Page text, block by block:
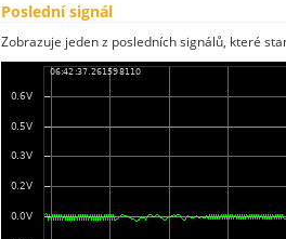
Poslední signál
Zobrazuje jeden z posledních signálů, které